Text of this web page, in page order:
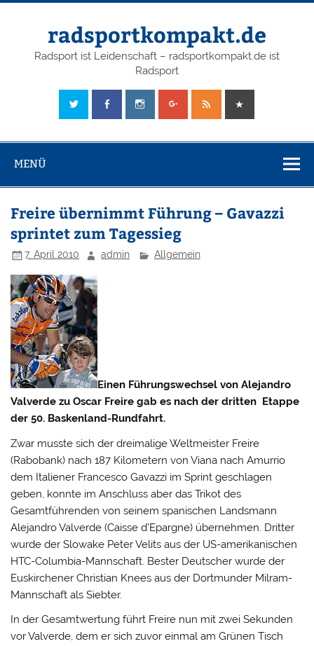
radsportkompakt.de
Radsport ist Leidenschaft – radsportkompakt.de ist
Radsport
MENÜ
Freire übernimmt Führung – Gavazzi
sprintet zum Tagessieg
7. April 2010 admin Allgemein
Einen Führungswechsel von Alejandro
Valverde zu Oscar Freire gab es nach der dritten Etappe
der 50. Baskenland-Rundfahrt.
Zwar musste sich der dreimalige Weltmeister Freire
(Rabobank) nach 187 Kilometern von Viana nach Amurrio
dem Italiener Francesco Gavazzi im Sprint geschlagen
geben, konnte im Anschluss aber das Trikot des
Gesamtführenden von seinem spanischen Landsmann
Alejandro Valverde (Caisse d’Epargne) übernehmen. Dritter
wurde der Slowake Peter Velits aus der US-amerikanischen
HTC-Columbia-Mannschaft. Bester Deutscher wurde der
Euskirchener Christian Knees aus der Dortmunder Milram-
Mannschaft als Siebter.
In der Gesamtwertung führt Freire nun mit zwei Sekunden
vor Valverde, dem er sich zuvor einmal am Grünen Tisch